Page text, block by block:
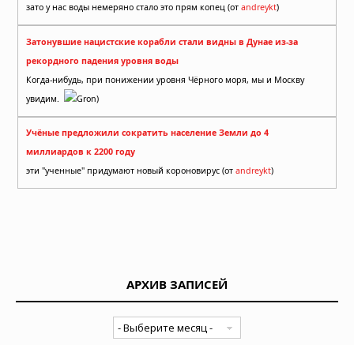
зато у нас воды немеряно стало это прям копец (от andreykt)
Затонувшие нацистские корабли стали видны в Дунае из-за
рекордного падения уровня воды
Когда-нибудь, при понижении уровня Чёрного моря, мы и Москву
увидим.
Gron)
Учёные предложили сократить население Земли до 4
миллиардов к 2200 году
эти "ученные" придумают новый короновирус (от andreykt)
АРХИВ ЗАПИСЕЙ